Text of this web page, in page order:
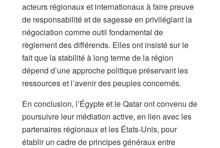
acteurs régionaux et internationaux à faire preuve
de responsabilité et de sagesse en privilégiant la
négociation comme outil fondamental de
règlement des différends. Elles ont insisté sur le
fait que la stabilité à long terme de la région
dépend d’une approche politique préservant les
ressources et l’avenir des peuples concernés.
En conclusion, l’Égypte et le Qatar ont convenu de
poursuivre leur médiation active, en lien avec les
partenaires régionaux et les États-Unis, pour
établir un cadre de principes généraux entre